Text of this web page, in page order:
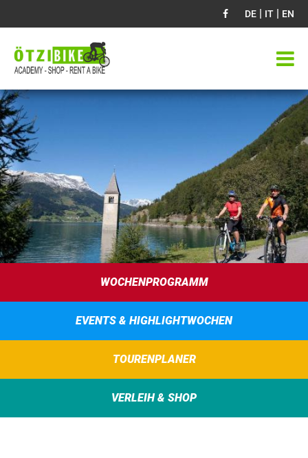
DE | IT | EN
WOCHENPROGRAMM
EVENTS & HIGHLIGHTWOCHEN
TOURENPLANER
VERLEIH & SHOP